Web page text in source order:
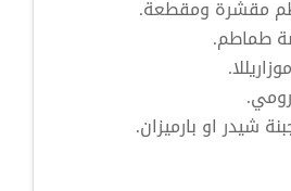
مقشرة ومقطعة.
طماطم.
شيدر او بارميزان.